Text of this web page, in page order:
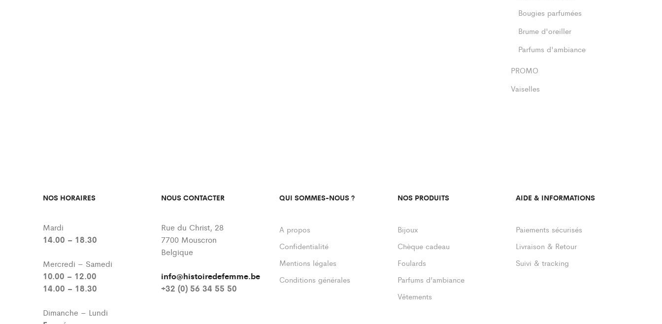
Bougies parfumées
Brume d'oreiller
Parfums d'ambiance
PROMO
Vaiselles
NOS HORAIRES
Mardi
14.00 – 18.30
Mercredi – Samedi
10.00 – 12.00
14.00 – 18.30
Dimanche – Lundi
NOUS CONTACTER
Rue du Christ, 28
7700 Mouscron
Belgique
info@histoiredefemme.be
+32 (0) 56 34 55 50
QUI SOMMES-NOUS ?
A propos
Confidentialité
Mentions légales
Conditions générales
NOS PRODUITS
Bijoux
Chèque cadeau
Foulards
Parfums d’ambiance
Vêtements
AIDE & INFORMATIONS
Paiements sécurisés
Livraison & Retour
Suivi & tracking